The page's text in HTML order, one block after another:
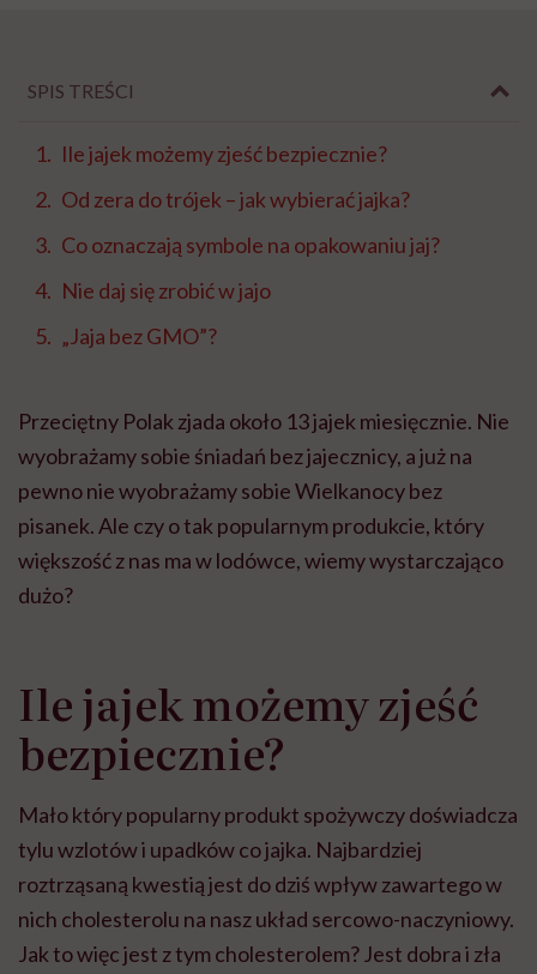
SPIS TREŚCI
Ile jajek możemy zjeść bezpiecznie?
Od zera do trójek – jak wybierać jajka?
Co oznaczają symbole na opakowaniu jaj?
Nie daj się zrobić w jajo
„Jaja bez GMO”?
Przeciętny Polak zjada około 13 jajek miesięcznie. Nie
wyobrażamy sobie śniadań bez jajecznicy, a już na
pewno nie wyobrażamy sobie Wielkanocy bez
pisanek. Ale czy o tak popularnym produkcie, który
większość z nas ma w lodówce, wiemy wystarczająco
dużo?
Ile jajek możemy zjeść
bezpiecznie?
Mało który popularny produkt spożywczy doświadcza
tylu wzlotów i upadków co jajka. Najbardziej
roztrząsaną kwestią jest do dziś wpływ zawartego w
nich cholesterolu na nasz układ sercowo-naczyniowy.
Jak to więc jest z tym cholesterolem? Jest dobra i zła